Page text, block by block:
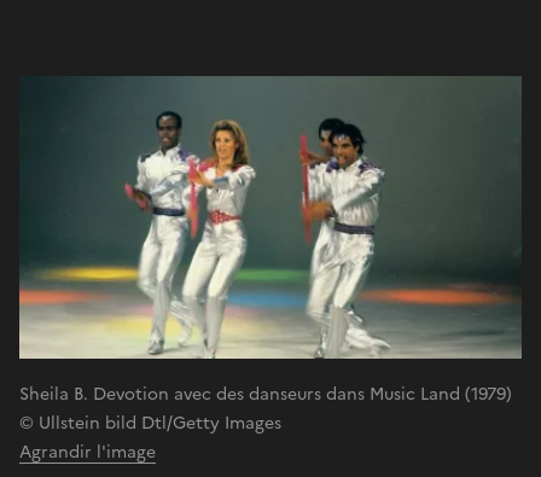
Sheila B. Devotion avec des danseurs dans Music Land (1979)
© Ullstein bild Dtl/Getty Images
Agrandir l'image